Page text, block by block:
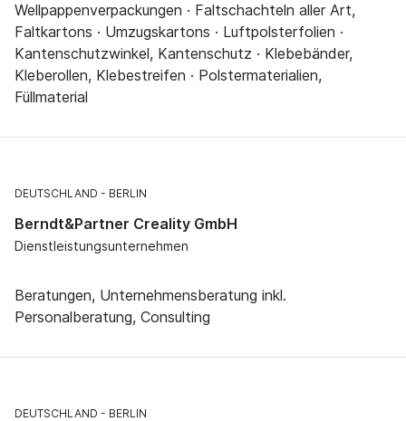
Wellpappenverpackungen · Faltschachteln aller Art,
Faltkartons · Umzugskartons · Luftpolsterfolien ·
Kantenschutzwinkel, Kantenschutz · Klebebänder,
Kleberollen, Klebestreifen · Polstermaterialien,
Füllmaterial
DEUTSCHLAND BERLIN
Berndt&Partner Creality GmbH
Dienstleistungsunternehmen
Beratungen, Unternehmensberatung inkl.
Personalberatung, Consulting
DEUTSCHLAND BERLIN